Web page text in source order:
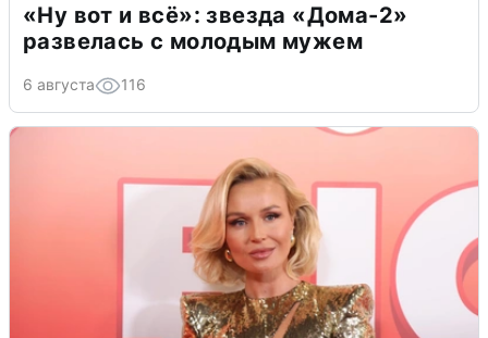
«Ну вот и всё»: звезда «Дома-2»
развелась с молодым мужем
6 августа 116